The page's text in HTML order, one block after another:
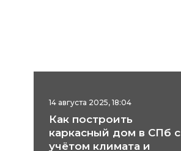
14 августа 2025, 18:04
Как построить
каркасный дом в СПб с
учётом климата и